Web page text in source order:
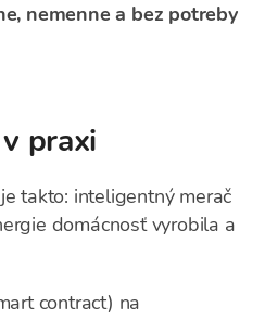
nemenne a bez potreby
praxi
takto: inteligentný merač
domácnosť vyrobila a
contract) na